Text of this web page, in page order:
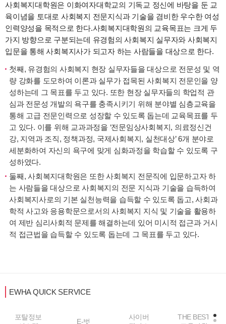
사회복지대학원은 이화여자대학교의 기독교 정신에 바탕을 둔 교
육이념을 토대로 사회복지 전문지식과 기술을 겸비한 우수한 여성
인력양성을 목적으로 한다.사회복지대학원의 교육목표는 크게 두
가지 방향으로 구분되는데 유경험의 사회복지 실무자와 사회복지
입문을 통해 사회복지사가 되고자 하는 사람들을 대상으로 한다.
첫째, 유경험의 사회복지 현장 실무자들을 대상으로 전문성 및 역
량 강화를 도모하여 이론과 실무가 접목된 사회복지 전문인을 양
성하는데 그 목표를 두고 있다. 또한 현장 실무자들의 학업적 관
심과 전문성 개발의 욕구를 충족시키기 위해 분야별 심층교육을
통해 고급 전문인력으로 성장할 수 있도록 돕는데 교육목표를 두
고 있다. 이를 위해 교과과정을 ‘전문임상사회복지, 의료정신건
강, 지역과 조직, 정책과정, 국제사회복지, 실천대상’ 6개 분야로
세분화하여 자신의 욕구에 맞게 심화과정을 학습할 수 있도록 구
성하였다.
둘째, 사회복지대학원은 또한 사회복지 전문직에 입문하고자 하
는 사람들을 대상으로 사회복지의 전문 지식과 기술을 습득하여
사회복지사로의 기본 실천능력을 습득할 수 있도록 돕고, 사회과
학적 사고와 응용학문으로서의 사회복지 지식 및 기술을 활용하
여 제반 심리사회적 문제를 해결하는데 있어 미시적 접근과 거시
적 접근법을 습득할 수 있도록 돕는데 그 목표를 두고 있다.
EWHA QUICK SERVICE
포탈정보
E-벗
사이버
THE BEST